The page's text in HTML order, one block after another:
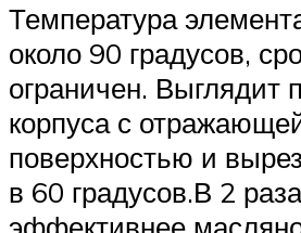
Температура
около 90 градусов,
ограничен. Выглядит
корпуса с
поверхностью и
в 60 градусов.В 2 раза